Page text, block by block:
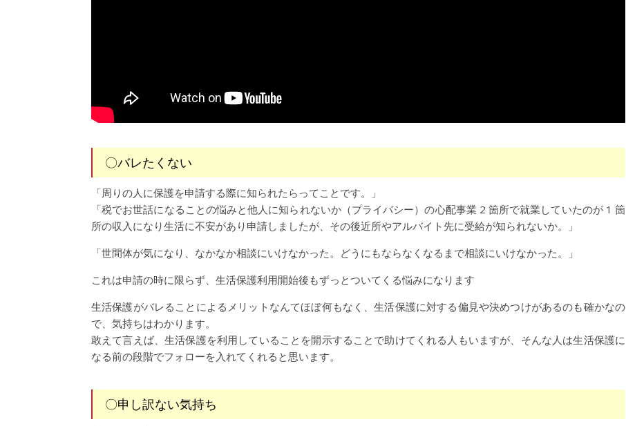
〇バレたくない
「周りの人に保護を申請する際に知られたらってことです。」
「税でお世話になることの悩みと他人に知られないか（プライバシー）の心配事業 2 箇所で就業していたのが 1 箇
所の収入になり生活に不安があり申請しましたが、その後近所やアルバイト先に受給が知られないか。」
「世間体が気になり、なかなか相談にいけなかった。どうにもならなくなるまで相談にいけなかった。」
これは申請の時に限らず、生活保護利用開始後もずっとついてくる悩みになります
生活保護がバレることによるメリットなんてほぼ何もなく、生活保護に対する偏見や決めつけがあるのも確かなの
で、気持ちはわかります。
敢えて言えば、生活保護を利用していることを開示することで助けてくれる人もいますが、そんな人は生活保護に
なる前の段階でフォローを入れてくれると思います。
〇申し訳ない気持ち